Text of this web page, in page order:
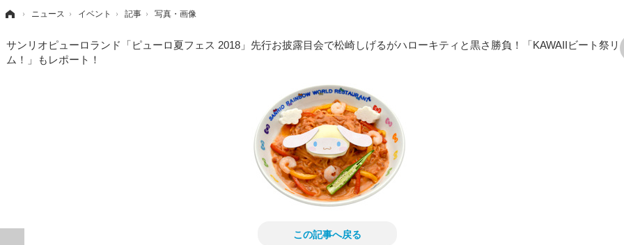
› ニュース › イベント › 記事 › 写真・画像
サンリオピューロランド「ピューロ夏フェス 2018」先行お披露目会で松崎しげるがハローキティと黒さ勝負！「KAWAIIビート祭リ
ム！」もレポート！
この記事へ戻る